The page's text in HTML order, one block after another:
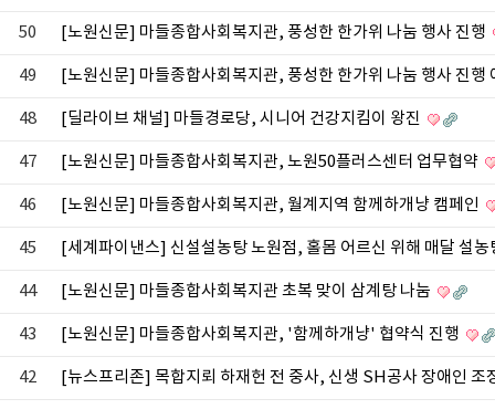
50 [노원신문] 마들종합사회복지관, 풍성한 한가위 나눔 행사 진행
49 [노원신문] 마들종합사회복지관, 풍성한 한가위 나눔 행사 진행
48 [딜라이브 채널] 마들경로당, 시니어 건강지킴이 왕진
47 [노원신문] 마들종합사회복지관, 노원50플러스센터 업무협약
46 [노원신문] 마들종합사회복지관, 월계지역 함께하개냥 캠페인
45 [세계파이낸스] 신설설농탕 노원점, 홀몸 어르신 위해 매달 설
44 [노원신문] 마들종합사회복지관 초복 맞이 삼계탕 나눔
43 [노원신문] 마들종합사회복지관, '함께하개냥' 협약식 진행
42 [뉴스프리존] 목합지뢰 하재헌 전 중사, 신생 SH공사 장애인 조